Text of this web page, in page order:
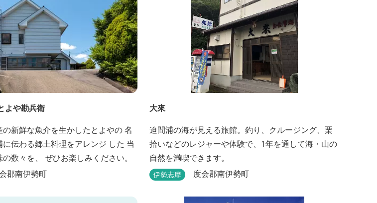
よや勘兵衛
新鮮な魚介を生かしたとよやの 名
伝わる郷土料理をアレンジ した 当
数々を、 ぜひお楽しみください。
郡南伊勢町
大來
迫間浦の海が見える旅館。釣り、クルージング、栗
拾いなどのレジャーや体験で、1年を通して海・山の
自然を満喫できます。
伊勢志摩 度会郡南伊勢町